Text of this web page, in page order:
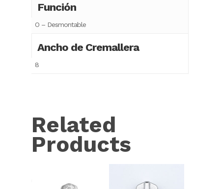
Función
O – Desmontable
Ancho de Cremallera
8
Related
Products